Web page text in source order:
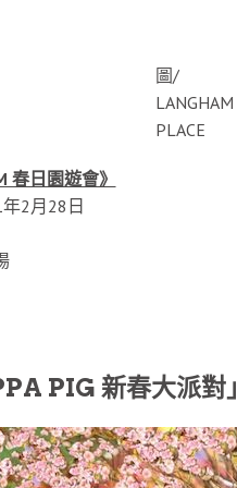
圖/
LANGHAM
PLACE
春日園遊會》
2月28日
PIG 新春大派對」